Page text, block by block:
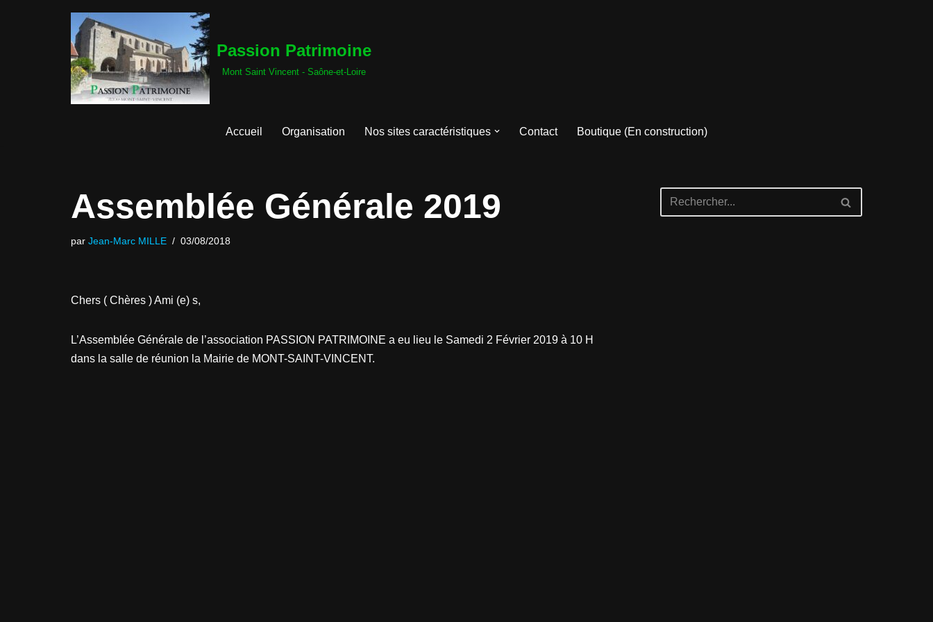
Passion Patrimoine
Mont Saint Vincent - Saône-et-Loire
Accueil Organisation Nos sites caractéristiques Contact Boutique (En construction)
Assemblée Générale 2019
par Jean-Marc MILLE 03/08/2018
Chers ( Chères ) Ami (e) s,
L’Assemblée Générale de l’association PASSION PATRIMOINE a eu lieu le Samedi 2 Février 2019 à 10 H
dans la salle de réunion la Mairie de MONT-SAINT-VINCENT.